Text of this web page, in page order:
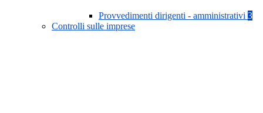
Provvedimenti dirigenti - amministrativi 3
Controlli sulle imprese